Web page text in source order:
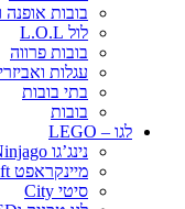
בובות אופנה
לול L.O.L
בובות פרווה
עגלות
בתי בובות
בובות
לגו – LEGO
נינג’גו Ninjago
מיינקראפט Minecraft
סיטי City